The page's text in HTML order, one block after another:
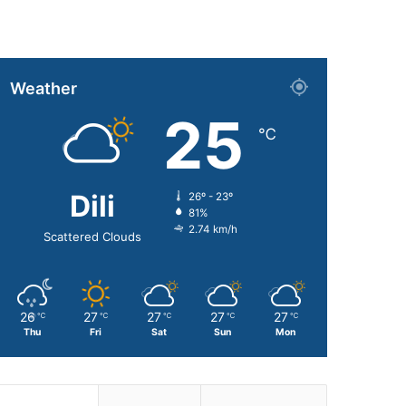
Weather
Dili
Scattered Clouds
25 ℃
26º - 23º
81%
2.74 km/h
26 ℃
Thu
27 ℃
Fri
27 ℃
Sat
27 ℃
Sun
27 ℃
Mon